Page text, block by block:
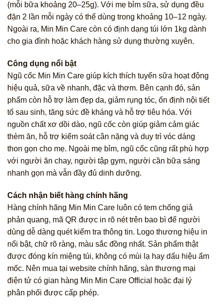
(mỗi bữa khoảng 20–25g). Với mẹ bỉm sữa, sử dụng đều
đặn 2 lần mỗi ngày có thể dùng trong khoảng 10–12 ngày.
Ngoài ra, Min Min Care còn có định dạng túi lớn 1kg dành
cho gia đình hoặc khách hàng sử dụng thường xuyên.
Công dụng nổi bật
Ngũ cốc Min Min Care giúp kích thích tuyến sữa hoạt động
hiệu quả, sữa về nhanh, đặc và thơm. Bên cạnh đó, sản
phẩm còn hỗ trợ làm đẹp da, giảm rụng tóc, ổn định nội tiết
tố sau sinh, tăng sức đề kháng và hỗ trợ tiêu hóa. Với
nguồn chất xơ dồi dào, ngũ cốc còn giúp giảm cảm giác
thèm ăn, hỗ trợ kiểm soát cân nặng và duy trì vóc dáng
thon gọn cho mẹ. Ngoài mẹ bỉm, ngũ cốc cũng rất phù hợp
với người ăn chay, người tập gym, người cần bữa sáng
nhanh gọn mà vẫn đầy đủ dinh dưỡng.
Cách nhận biết hàng chính hãng
Hàng chính hãng Min Min Care luôn có tem chống giả
phản quang, mã QR được in rõ nét trên bao bì để người
dùng dễ dàng quét kiểm tra thông tin. Logo thương hiệu in
nổi bật, chữ rõ ràng, màu sắc đồng nhất. Sản phẩm thật
được đóng kín miệng túi, không có mùi lạ hay dấu hiệu ẩm
mốc. Nên mua tại website chính hãng, sàn thương mại
điện tử có gian hàng Min Min Care Official hoặc đại lý
phân phối được cấp phép.